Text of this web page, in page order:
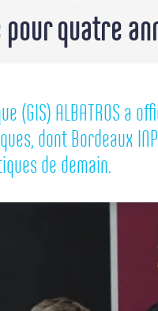
pour
(GIS) ALBATROS a
dont Bordeaux
de demain.